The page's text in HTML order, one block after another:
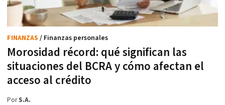
Morosidad récord: qué significan las
situaciones del BCRA y cómo afectan el
acceso al crédito
FINANZAS / Finanzas personales
PorS.A.